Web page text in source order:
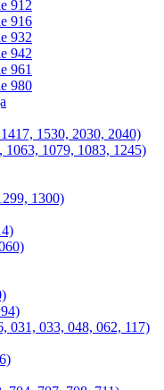
912
916
932
942
961
980
1530, 2030, 2040)
1063, 1079, 1083, 1245)
1300)
031, 033, 048, 062, 117)